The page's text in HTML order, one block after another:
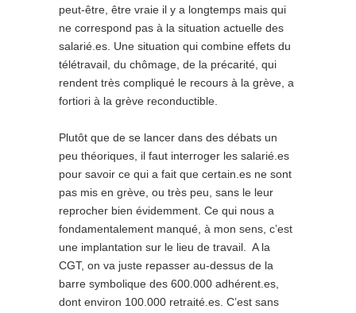
peut-être, être vraie il y a longtemps mais qui
ne correspond pas à la situation actuelle des
salarié.es. Une situation qui combine effets du
télétravail, du chômage, de la précarité, qui
rendent très compliqué le recours à la grève, a
fortiori à la grève reconductible.
Plutôt que de se lancer dans des débats un
peu théoriques, il faut interroger les salarié.es
pour savoir ce qui a fait que certain.es ne sont
pas mis en grève, ou très peu, sans le leur
reprocher bien évidemment. Ce qui nous a
fondamentalement manqué, à mon sens, c’est
une implantation sur le lieu de travail. A la
CGT, on va juste repasser au-dessus de la
barre symbolique des 600.000 adhérent.es,
dont environ 100.000 retraité.es. C’est sans